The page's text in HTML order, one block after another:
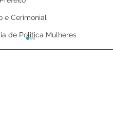
e Cerimonial
de Politica Mulheres